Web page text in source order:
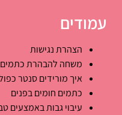
עמודים
הצהרת נגישות
משחה להבהרת כתמים
איך מורידים סנטר
כתמים חומים בפנים
עיבוי גבות באמצעים